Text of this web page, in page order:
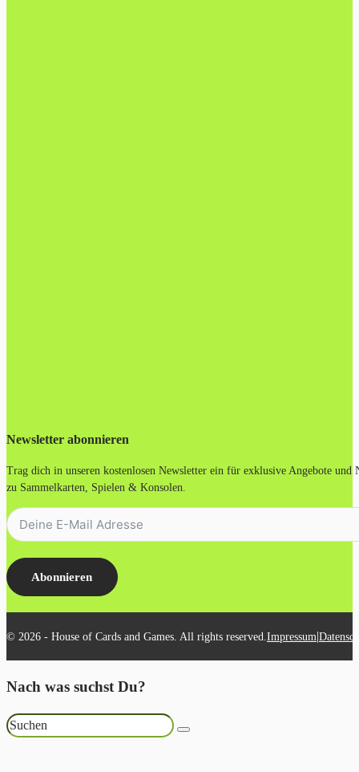
Newsletter abonnieren
Trag dich in unseren kostenlosen Newsletter ein für exklusive Angebote und
zu Sammelkarten, Spielen & Konsolen.
Abonnieren
© 2026 - House of Cards and Games. All rights reserved. Impressum|
Nach was suchst Du?
Suchen